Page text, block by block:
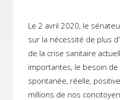
Le 2 avril 2020, le
sur la nécessité de plus
de la crise sanitaire
importantes, le besoin de
spontanée, réelle,
millions de nos